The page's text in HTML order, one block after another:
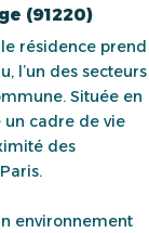
(91220)
résidence prend
l’un des secteurs
Située en
un cadre de vie
des
environnement